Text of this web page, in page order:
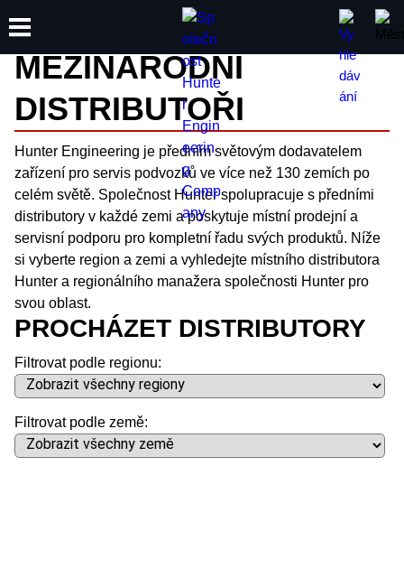
PRODUKTY PODPORA
ŠKOLENÍ
O SPOLEČNOSTI
Kontakt
MEZINÁRODNÍ
DISTRIBUTOŘI
Hunter Engineering je předním světovým dodavatelem
zařízení pro servis podvozků ve více než 130 zemích po
celém světě. Společnost Hunter spolupracuje s předními
distributory v každé zemi a poskytuje místní prodejní a
servisní podporu pro kompletní řadu svých produktů. Níže
si vyberte region a zemi a vyhledejte místního distributora
Hunter a regionálního manažera společnosti Hunter pro
svou oblast.
PROCHÁZET DISTRIBUTORY
Filtrovat podle regionu
Filtrovat podle země